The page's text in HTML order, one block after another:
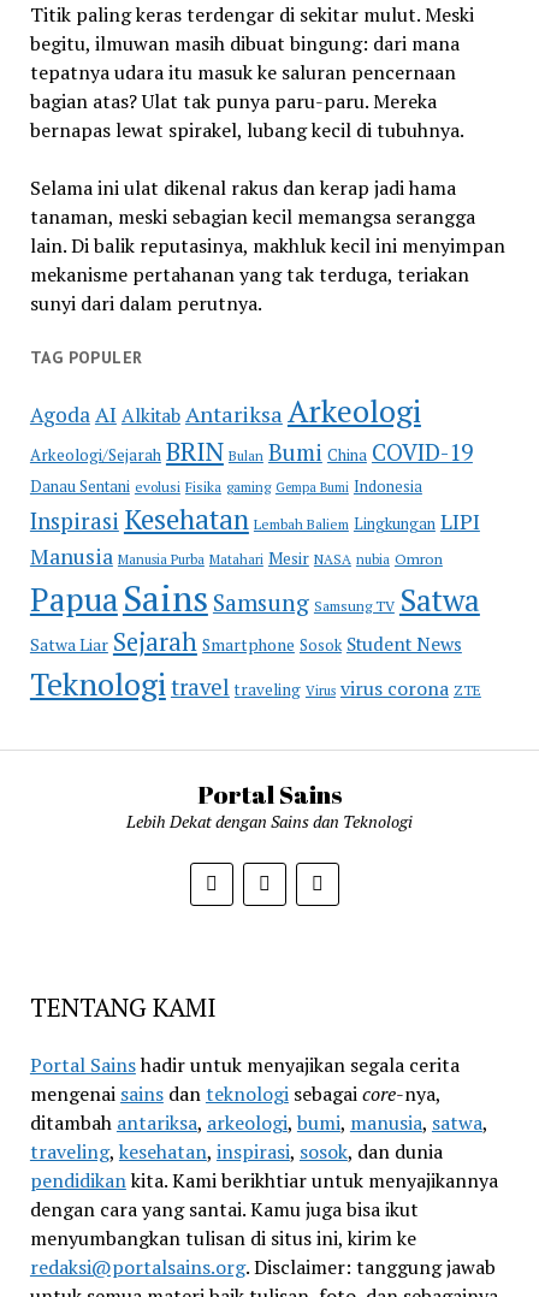
Titik paling keras terdengar di sekitar mulut. Meski
begitu, ilmuwan masih dibuat bingung: dari mana
tepatnya udara itu masuk ke saluran pencernaan
bagian atas? Ulat tak punya paru-paru. Mereka
bernapas lewat spirakel, lubang kecil di tubuhnya.
Selama ini ulat dikenal rakus dan kerap jadi hama
tanaman, meski sebagian kecil memangsa serangga
lain. Di balik reputasinya, makhluk kecil ini menyimpan
mekanisme pertahanan yang tak terduga, teriakan
sunyi dari dalam perutnya.
TAG POPULER
AgodaAI Alkitab Antariksa Arkeologi
Arkeologi/Sejarah BRIN Bulan Bumi China COVID-19
Danau Sentani evolusi Fisika gaming Gempa Bumi Indonesia
Inspirasi Kesehatan Lembah Baliem Lingkungan LIPI
Manusia Manusia Purba Matahari Mesir NASA nubia Omron
PapuaSains Samsung Samsung TV Satwa
Satwa Liar Sejarah Smartphone Sosok Student News
Teknologi travel traveling Virus virus corona ZTE
Portal Sains
Lebih Dekat dengan Sains dan Teknologi
TENTANG KAMI
Portal Sainshadir untuk menyajikan segala cerita
mengenai sainsdanteknologisebagaicore-nya,
ditambah antariksa, arkeologi, bumi, manusia, satwa,
traveling, kesehatan, inspirasi, sosok, dan dunia
pendidikankita. Kami berikhtiar untuk menyajikannya
dengan cara yang santai. Kamu juga bisa ikut
menyumbangkan tulisan di situs ini, kirim ke
redaksi@portalsains.org. Disclaimer: tanggung jawab